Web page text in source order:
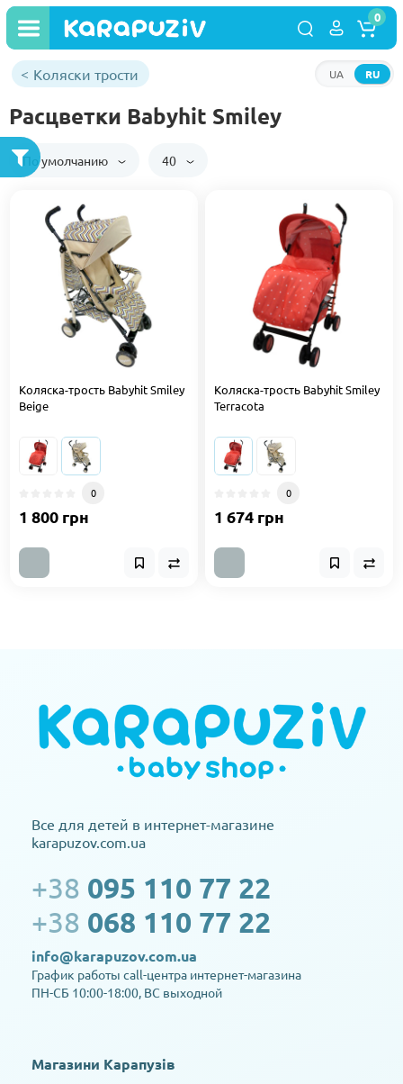
RU
UA
0
Коляски трости
Расцветки Babyhit Smiley
По умолчанию 40
Коляска-трость Babyhit Smiley
Beige
0
1 800 грн
Коляска-трость Babyhit Smiley
Terracota
0
1 674 грн
Все для детей в интернет-магазине
karapuzov.com.ua
+38 095 110 77 22
+38 068 110 77 22
info@karapuzov.com.ua
График работы call-центра интернет-магазина
ПН-СБ 10:00-18:00, ВС выходной
Магазини Карапузів